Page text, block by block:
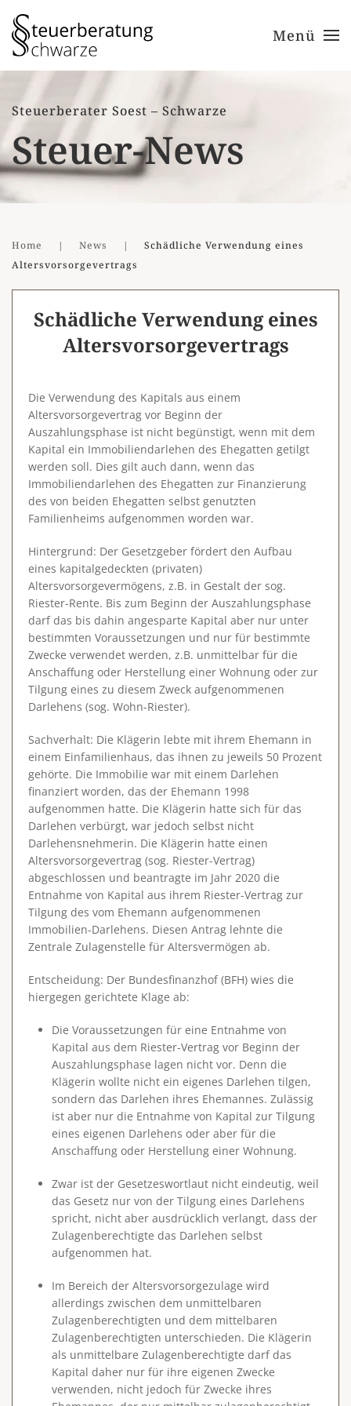
Zum Hauptinhalt springen Menü
Steuerberater Soest – Schwarze
Steuer-News
Home News
Schädliche Verwendung eines
Altersvorsorgevertrags
Schädliche Verwendung eines
Altersvorsorgevertrags
Die Verwendung des Kapitals aus einem
Altersvorsorgevertrag vor Beginn der
Auszahlungsphase ist nicht begünstigt, wenn mit dem
Kapital ein Immobiliendarlehen des Ehegatten getilgt
werden soll. Dies gilt auch dann, wenn das
Immobiliendarlehen des Ehegatten zur Finanzierung
des von beiden Ehegatten selbst genutzten
Familienheims aufgenommen worden war.
Hintergrund: Der Gesetzgeber fördert den Aufbau
eines kapitalgedeckten (privaten)
Altersvorsorgevermögens, z.B. in Gestalt der sog.
Riester-Rente. Bis zum Beginn der Auszahlungsphase
darf das bis dahin angesparte Kapital aber nur unter
bestimmten Voraussetzungen und nur für bestimmte
Zwecke verwendet werden, z.B. unmittelbar für die
Anschaffung oder Herstellung einer Wohnung oder zur
Tilgung eines zu diesem Zweck aufgenommenen
Darlehens (sog. Wohn-Riester).
Sachverhalt: Die Klägerin lebte mit ihrem Ehemann in
einem Einfamilienhaus, das ihnen zu jeweils 50 Prozent
gehörte. Die Immobilie war mit einem Darlehen
finanziert worden, das der Ehemann 1998
aufgenommen hatte. Die Klägerin hatte sich für das
Darlehen verbürgt, war jedoch selbst nicht
Darlehensnehmerin. Die Klägerin hatte einen
Altersvorsorgevertrag (sog. Riester-Vertrag)
abgeschlossen und beantragte im Jahr 2020 die
Entnahme von Kapital aus ihrem Riester-Vertrag zur
Tilgung des vom Ehemann aufgenommenen
Immobilien-Darlehens. Diesen Antrag lehnte die
Zentrale Zulagenstelle für Altersvermögen ab.
Entscheidung: Der Bundesfinanzhof (BFH) wies die
hiergegen gerichtete Klage ab:
Die Voraussetzungen für eine Entnahme von
Kapital aus dem Riester-Vertrag vor Beginn der
Auszahlungsphase lagen nicht vor. Denn die
Klägerin wollte nicht ein eigenes Darlehen tilgen,
sondern das Darlehen ihres Ehemannes. Zulässig
ist aber nur die Entnahme von Kapital zur Tilgung
eines eigenen Darlehens oder aber für die
Anschaffung oder Herstellung einer Wohnung.
Zwar ist der Gesetzeswortlaut nicht eindeutig, weil
das Gesetz nur von der Tilgung eines Darlehens
spricht, nicht aber ausdrücklich verlangt, dass der
Zulagenberechtigte das Darlehen selbst
aufgenommen hat.
Im Bereich der Altersvorsorgezulage wird
allerdings zwischen dem unmittelbaren
Zulagenberechtigten und dem mittelbaren
Zulagenberechtigten unterschieden. Die Klägerin
als unmittelbare Zulagenberechtigte darf das
Kapital daher nur für ihre eigenen Zwecke
verwenden, nicht jedoch für Zwecke ihres